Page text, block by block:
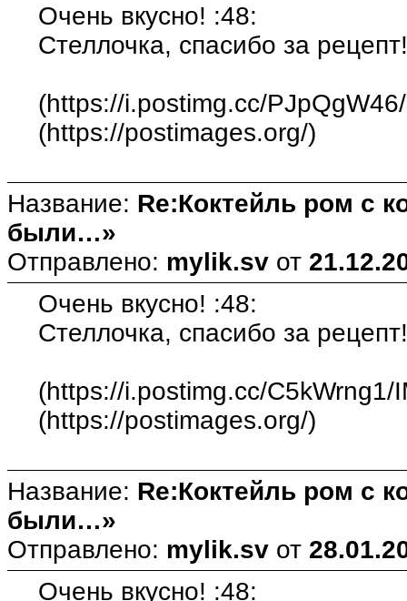
Очень вкусно! :48:
Стеллочка, спасибо за
(https://i.postimg.cc/
(https://postimages.org/)
Название: Re:Коктейль ром с
были…»
Отправлено: mylik.sv от
Очень вкусно! :48:
Стеллочка, спасибо за
(https://i.postimg.cc/C5kWrng1/
(https://postimages.org/)
Название: Re:Коктейль ром с
были…»
Отправлено: mylik.sv от
Очень вкусно! :48: